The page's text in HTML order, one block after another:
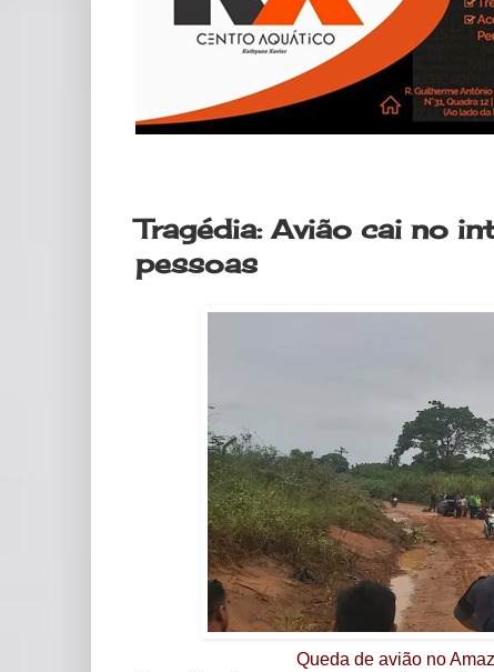
Tragédia: Avião cai no
pessoas
Queda de avião no